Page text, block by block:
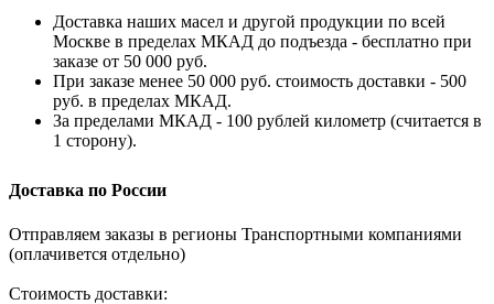
Доставка наших масел и другой продукции по всей
Москве в пределах МКАД до подъезда - бесплатно при
заказе от 50 000 руб.
При заказе менее 50 000 руб. стоимость доставки - 500
руб. в пределах МКАД.
За пределами МКАД - 100 рублей километр (считается в
1 сторону).
Доставка по России
Отправляем заказы в регионы Транспортными компаниями
(оплачивется отдельно)
Стоимость доставки: